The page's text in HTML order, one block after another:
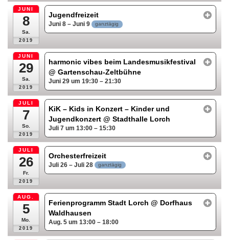
JUNI
8
Sa.
2019
Jugendfreizeit
Juni 8 – Juni 9 ganztägig
JUNI
29
Sa.
2019
harmonic vibes beim Landesmusikfestival
@ Gartenschau-Zeltbühne
Juni 29 um 19:30 – 21:30
JULI
7
So.
2019
KiK – Kids in Konzert – Kinder und
Jugendkonzert@ Stadthalle Lorch
Juli 7 um 13:00 – 15:30
JULI
26
Fr.
2019
Orchesterfreizeit
Juli 26 – Juli 28 ganztägig
AUG.
5
Mo.
2019
Ferienprogramm Stadt Lorch@ Dorfhaus
Waldhausen
Aug. 5 um 13:00 – 18:00